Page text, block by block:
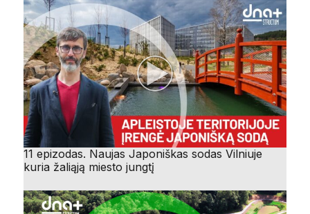
11 epizodas. Naujas Japoniškas sodas Vilniuje
kuria žaliąją miesto jungtį